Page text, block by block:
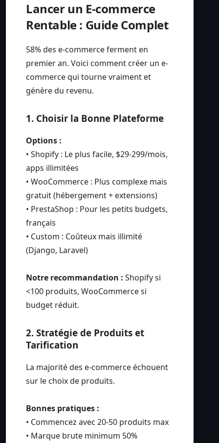
Lancer un E-commerce
Rentable : Guide Complet
58% des e-commerce ferment en
premier an. Voici comment créer un e-
commerce qui tourne vraiment et
génère du revenu.
1. Choisir la Bonne Plateforme
Options :
• Shopify : Le plus facile, $29-299/mois,
apps illimitées
• WooCommerce : Plus complexe mais
gratuit (hébergement + extensions)
• PrestaShop : Pour les petits budgets,
français
• Custom : Coûteux mais illimité
(Django, Laravel)
Notre recommandation : Shopify si
<100 produits, WooCommerce si
budget réduit.
2. Stratégie de Produits et
Tarification
La majorité des e-commerce échouent
sur le choix de produits.
Bonnes pratiques :
• Commencez avec 20-50 produits max
• Marque brute minimum 50%